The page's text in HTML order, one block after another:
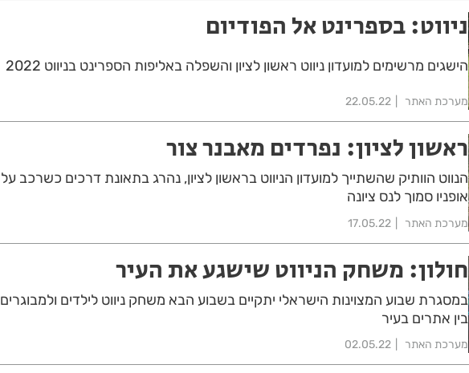
ניווט: בספרינט אל הפודיום
הישגים מרשימים למועדון ניווט ראשון לציון והשפלה באליפות הספרינט בניווט 2022
מערכת האתר 22.05.22
ראשון לציון: נפרדים מאבנר צור
הנווט הוותיק שהשתייך למועדון הניווט בראשון לציון, נהרג בתאונת דרכים כשרכב על
אופניו סמוך לנס ציונה
מערכת האתר 17.05.22
חולון: משחק הניווט שישגע את העיר
במסגרת שבוע המצוינות הישראלי יתקיים בשבוע הבא משחק ניווט לילדים ולמבוגרים
בין אתרים בעיר
מערכת האתר 02.05.22